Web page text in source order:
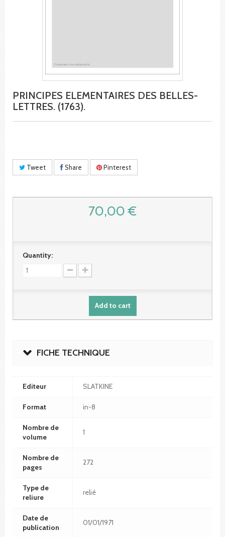
PRINCIPES ELEMENTAIRES DES BELLES-
LETTRES. (1763).
Tweet Share Pinterest
70,00 €
Quantity:
Add to cart
FICHE TECHNIQUE
Editeur SLATKINE
Format in-8
Nombre de
volume
1
Nombre de
pages
272
Type de
reliure
relié
Date de
publication
01/01/1971